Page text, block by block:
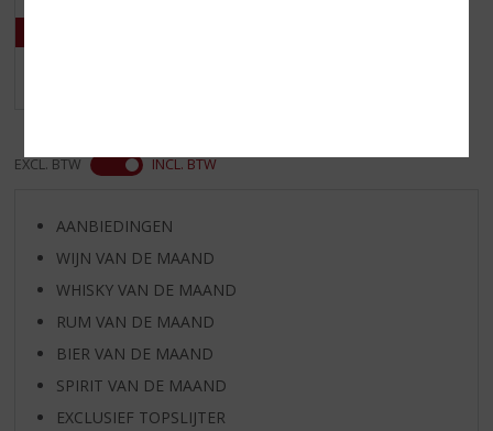
EXCL. BTW INCL. BTW
AANBIEDINGEN
WIJN VAN DE MAAND
WHISKY VAN DE MAAND
RUM VAN DE MAAND
BIER VAN DE MAAND
SPIRIT VAN DE MAAND
EXCLUSIEF TOPSLIJTER